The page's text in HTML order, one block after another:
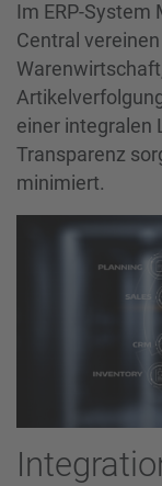
Im ERP-
Central
einer integralen
Transparenz
minimiert.